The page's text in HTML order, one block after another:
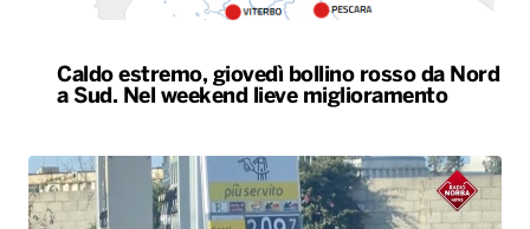
Caldo estremo, giovedì bollino rosso da Nord
a Sud. Nel weekend lieve miglioramento